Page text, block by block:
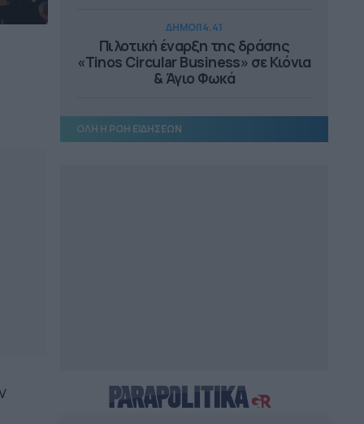
ΔΗΜΟΙ14.41
Πιλοτική έναρξη της δράσης
«Tinos Circular Business» σε Κιόνια
& Άγιο Φωκά
ΔΗΜΟΙ14.23
2.85 εκατ. ευρώ για την
παιδικών χαρών στον Δήμο Πέλλας
ΟΛΗ Η ΡΟΗ ΕΙΔΗΣΕΩΝ